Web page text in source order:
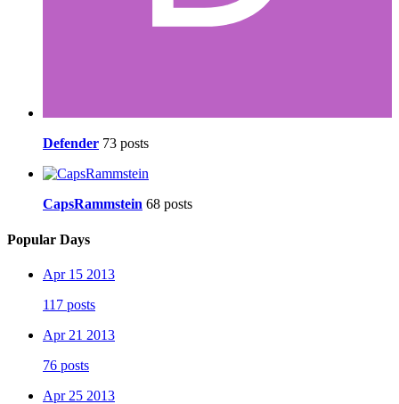
Defender 73 posts
CapsRammstein 68 posts
Popular Days
Apr 15 2013
117 posts
Apr 21 2013
76 posts
Apr 25 2013